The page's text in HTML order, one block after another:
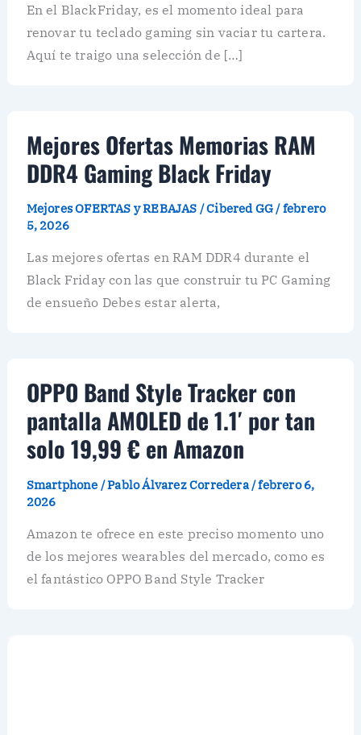
En el Black Friday, es el momento ideal para
renovar tu teclado gaming sin vaciar tu cartera.
Aquí te traigo una selección de […]
Mejores Ofertas Memorias RAM
DDR4 Gaming Black Friday
Mejores OFERTAS y REBAJAS /Cibered GG/febrero
5, 2026
Las mejores ofertas en RAM DDR4 durante el
Black Friday con las que construir tu PC Gaming
de ensueño Debes estar alerta,
OPPO Band Style Tracker con
pantalla AMOLED de 1.1′ por tan
solo 19,99 € en Amazon
Smartphone /Pablo Álvarez Corredera/febrero 6,
2026
Amazon te ofrece en este preciso momento uno
de los mejores wearables del mercado, como es
el fantástico OPPO Band Style Tracker